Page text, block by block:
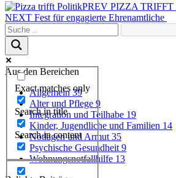
PREV PIZZA
NEXT Fest für engagierte Ehrenamtliche
Exact matches only
Search in title
Search in content
Aus den Bereichen
Allgemein 39
Alter und Pflege 9
Integration und Teilhabe 19
Kinder, Jugendliche und Familien 14
Notlagen und Armut 35
Psychische Gesundheit 9
Wohnungsnotfallhilfe 13